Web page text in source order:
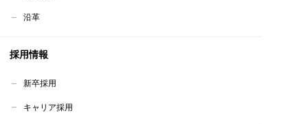
沿革
採用情報
新卒採用
キャリア採用